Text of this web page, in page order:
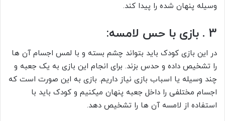
وسیله پنهان شده را پیدا کند.
3 . بازی با حس لامسه:
در این بازی کودک باید بتواند چشم بسته و با لمس اجسام آن ها
را تشخیص داده و حدس بزند. برای انجام این بازی به یک جعبه و
چند وسیله یا اسباب بازی نیاز داریم. بازی به این صورت است که
اجسام مختلفی را داخل جعبه پنهان میکنیم و کودک باید با
استفاده از لامسه آن ها را تشخیص دهد.